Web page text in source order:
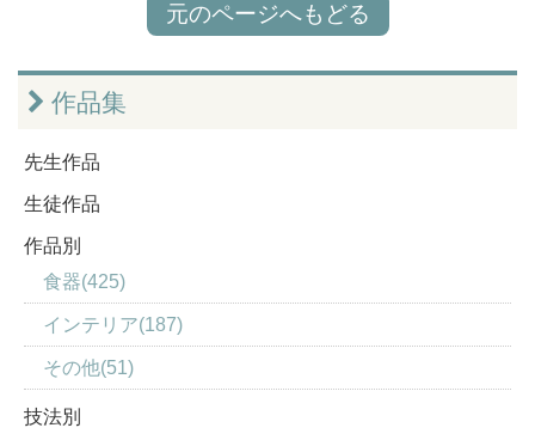
元のページへもどる
作品集
先生作品
生徒作品
作品別
食器(425)
インテリア(187)
その他(51)
技法別